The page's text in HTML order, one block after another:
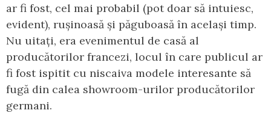
ar fi fost, cel mai probabil (pot doar să intuiesc,
evident), rușinoasă și păguboasă în același timp.
Nu uitați, era evenimentul de casă al
producătorilor francezi, locul în care publicul ar
fi fost ispitit cu niscaiva modele interesante să
fugă din calea showroom-urilor producătorilor
germani.